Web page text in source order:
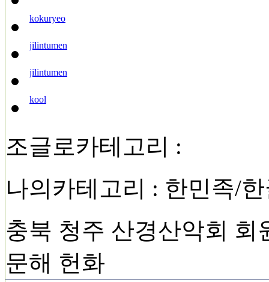
kokuryeo
jilintumen
jilintumen
kool
조글로카테고리 :
나의카테고리 : 한민족/
충북 청주 산경산악회 회
문해 헌화